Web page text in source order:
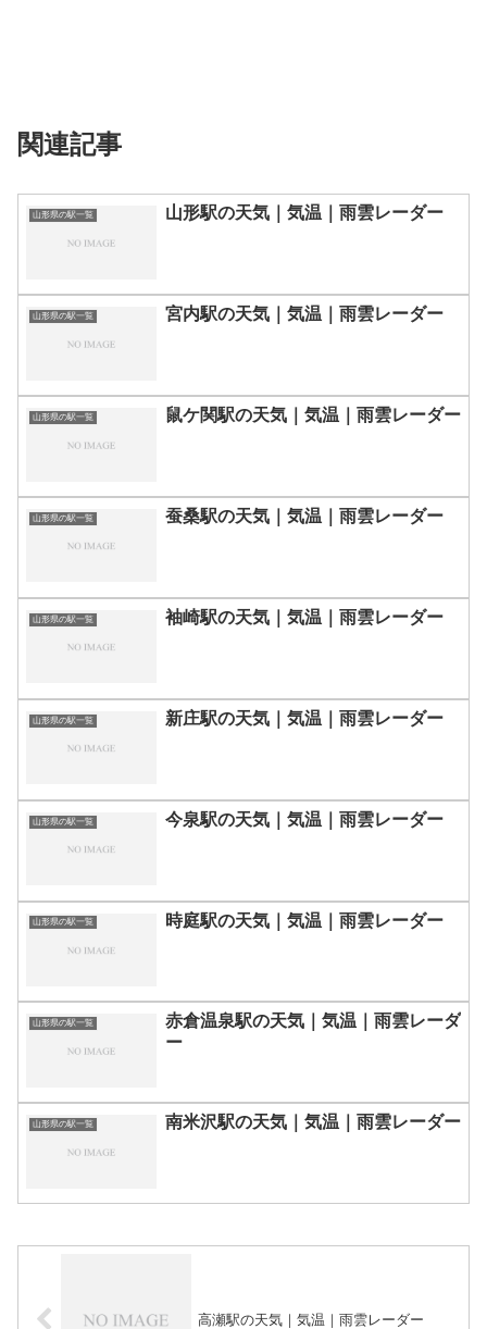
関連記事
山形県の駅一覧 山形駅の天気｜気温｜雨雲レーダー
山形県の駅一覧 宮内駅の天気｜気温｜雨雲レーダー
山形県の駅一覧 鼠ケ関駅の天気｜気温｜雨雲レーダー
山形県の駅一覧 蚕桑駅の天気｜気温｜雨雲レーダー
山形県の駅一覧 袖崎駅の天気｜気温｜雨雲レーダー
山形県の駅一覧 新庄駅の天気｜気温｜雨雲レーダー
山形県の駅一覧 今泉駅の天気｜気温｜雨雲レーダー
山形県の駅一覧 時庭駅の天気｜気温｜雨雲レーダー
山形県の駅一覧
赤倉温泉駅の天気｜気温｜雨雲レーダ
ー
山形県の駅一覧 南米沢駅の天気｜気温｜雨雲レーダー
高瀬駅の天気｜気温｜雨雲レーダー